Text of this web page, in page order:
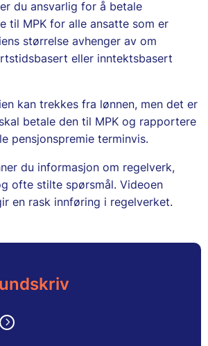
du ansvarlig for å betale
til MPK for alle ansatte som er
størrelse avhenger av om
eller inntektsbasert
kan trekkes fra lønnen, men det er
betale den til MPK og rapportere
pensjonspremie terminvis.
du informasjon om regelverk,
ofte stilte spørsmål. Videoen
en rask innføring i regelverket.